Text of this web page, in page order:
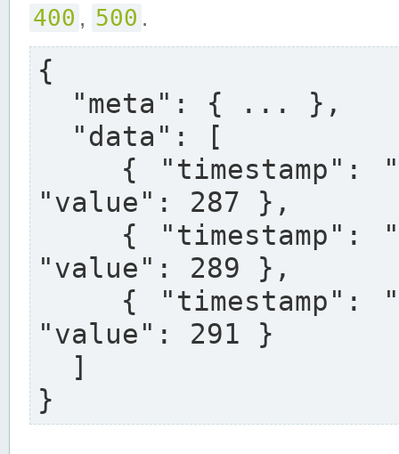
400 , 500 .
{
"value": 287 },
"value": 289 },
"value": 291 }
}